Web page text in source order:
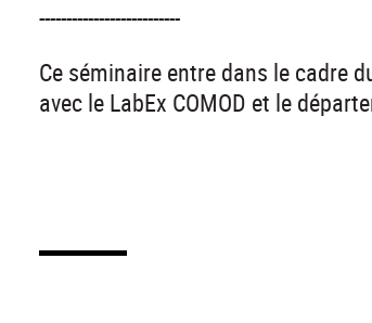
--------------------------
Ce séminaire entre dans le cadre
avec le LabEx COMOD et le